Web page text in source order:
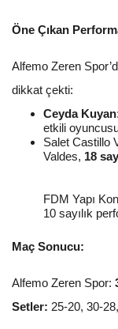
Öne Çıkan
Alfemo Zeren
dikkat çekti:
Ceyda
etkili
Salet Castillo
Valdes, 18
FDM Yapı
10 sayılık
Maç Sonucu:
Alfemo Zeren Spor:
Setler: 25-20, 30-